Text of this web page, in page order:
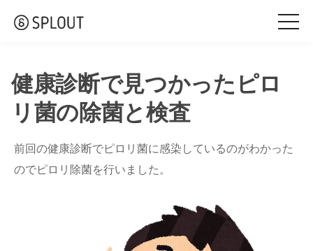
健康診断で見つかったピロ
リ菌の除菌と検査
前回の健康診断でピロリ菌に感染しているのがわかった
のでピロリ除菌を行いました。